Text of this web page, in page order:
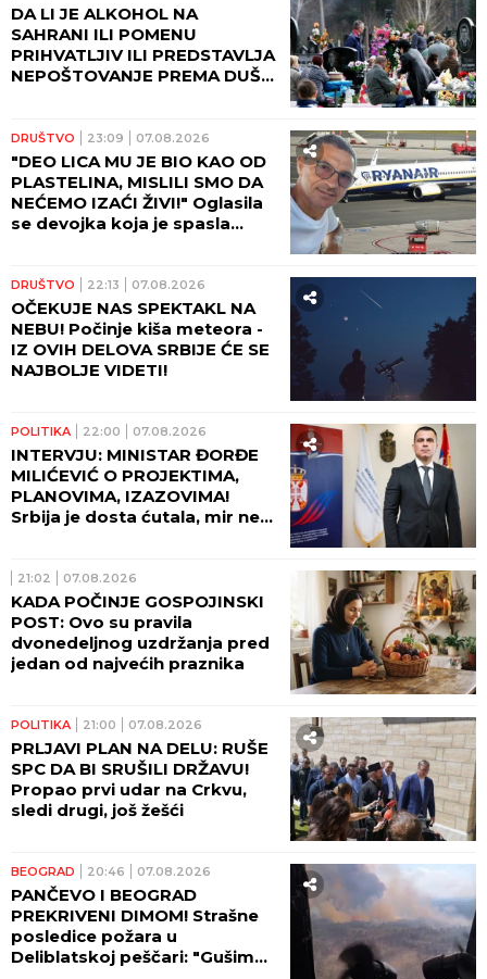
DA LI JE ALKOHOL NA
SAHRANI ILI POMENU
PRIHVATLJIV ILI PREDSTAVLJA
NEPOŠTOVANJE PREMA DUŠI
DRUŠTVO 23:09 07.08.2026
"DEO LICA MU JE BIO KAO OD
PLASTELINA, MISLILI SMO DA
NEĆEMO IZAĆI ŽIVI!" Oglasila
se devojka koja je spasla
DRUŠTVO 22:13 07.08.2026
OČEKUJE NAS SPEKTAKL NA
NEBU! Počinje kiša meteora -
IZ OVIH DELOVA SRBIJE ĆE SE
NAJBOLJE VIDETI!
POLITIKA 22:00 07.08.2026
INTERVJU: MINISTAR ĐORĐE
MILIĆEVIĆ O PROJEKTIMA,
PLANOVIMA, IZAZOVIMA!
Srbija je dosta ćutala, mir ne
21:02 07.08.2026
KADA POČINJE GOSPOJINSKI
POST: Ovo su pravila
dvonedeljnog uzdržanja pred
jedan od najvećih praznika
POLITIKA 21:00 07.08.2026
PRLJAVI PLAN NA DELU: RUŠE
SPC DA BI SRUŠILI DRŽAVU!
Propao prvi udar na Crkvu,
sledi drugi, još žešći
BEOGRAD 20:46 07.08.2026
PANČEVO I BEOGRAD
PREKRIVENI DIMOM! Strašne
posledice požara u
Deliblatskoj peščari: "Gušimo